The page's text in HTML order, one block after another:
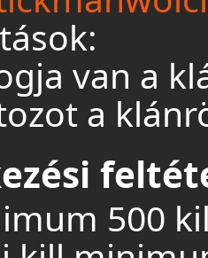
van a
a
500